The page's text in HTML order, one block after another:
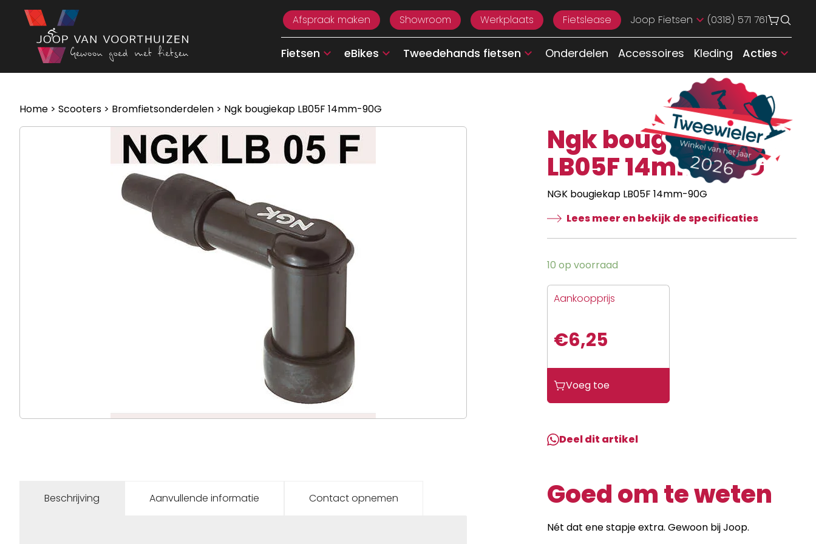
Ga naar de inhoud
Afspraak maken
Showroom Werkplaats Fietslease Joop Fietsen (0318) 571 761
Fietsen eBikes Tweedehands fietsen Onderdelen Accessoires Kleding Acties
Home > Scooters > Bromfietsonderdelen > Ngk bougiekap LB05F 14mm-90G
Ngk bougiekap
LB05F 14mm-90G
NGK bougiekap LB05F 14mm-90G
Lees meer en bekijk de specificaties
10 op voorraad
Aankoopprijs
€6,25
bougiekap
LB05F
90G
aantal
Voeg toe
Deel dit artikel
Beschrijving Aanvullende informatie Contact opnemen Goed om te weten
Nét dat ene stapje extra. Gewoon bij Joop.